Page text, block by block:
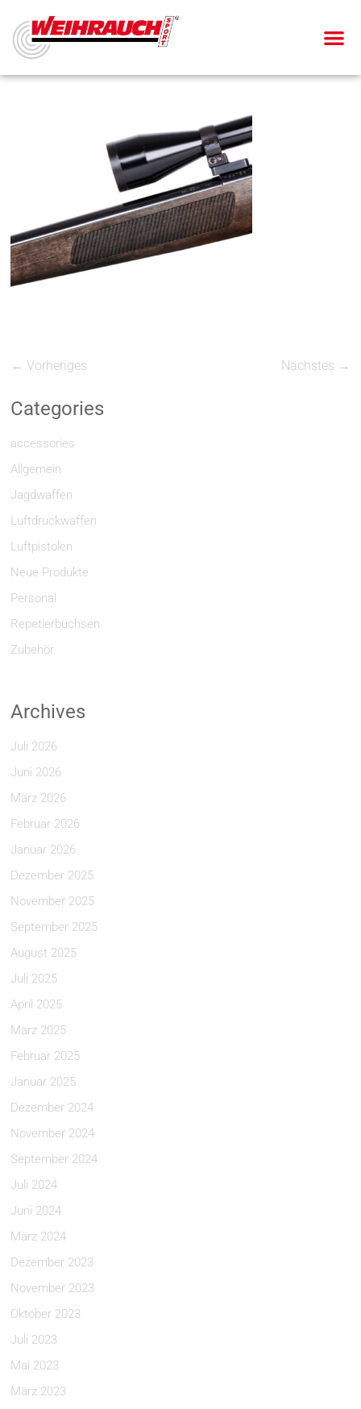
← Vorheriges Nächstes →
Categories
accessories
Allgemein
Jagdwaffen
Luftdruckwaffen
Luftpistolen
Neue Produkte
Personal
Repetierbüchsen
Zubehör
Archives
Juli 2026
Juni 2026
März 2026
Februar 2026
Januar 2026
Dezember 2025
November 2025
September 2025
August 2025
Juli 2025
April 2025
März 2025
Februar 2025
Januar 2025
Dezember 2024
November 2024
September 2024
Juli 2024
Juni 2024
März 2024
Dezember 2023
November 2023
Oktober 2023
Juli 2023
Mai 2023
März 2023